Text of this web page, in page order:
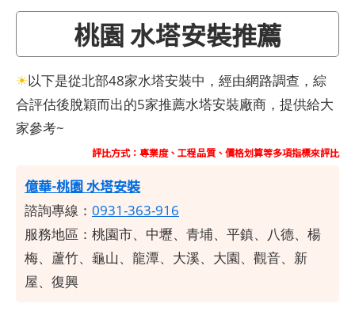
桃園 水塔安裝推薦
☀以下是從北部48家水塔安裝中，經由網路調查，綜
合評估後脫穎而出的5家推薦水塔安裝廠商，提供給大
家參考~
評比方式：專業度、工程品質、價格划算等多項指標來評比
億華-桃園 水塔安裝
諮詢專線： 0931-363-916
服務地區：桃園市、中壢、青埔、平鎮、八德、楊
梅、蘆竹、龜山、龍潭、大溪、大園、觀音、新
屋、復興